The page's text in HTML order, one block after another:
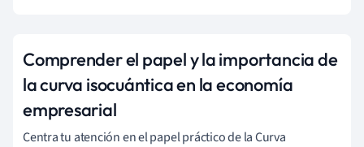
Comprender el papel y la importancia de
la curva isocuántica en la economía
empresarial
Centra tu atención en el papel práctico de la Curva